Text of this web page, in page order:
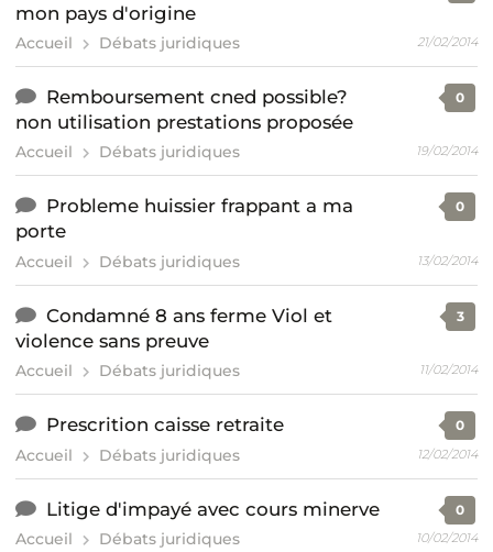
mon pays d'origine
Accueil Débats juridiques 21/02/2014
Remboursement cned possible?
non utilisation prestations proposée
Accueil Débats juridiques
0
19/02/2014
Probleme huissier frappant a ma
porte
Accueil Débats juridiques
0
13/02/2014
Condamné 8 ans ferme Viol et
violence sans preuve
Accueil Débats juridiques
3
11/02/2014
Prescrition caisse retraite
Accueil Débats juridiques
0
12/02/2014
Litige d'impayé avec cours minerve
Accueil Débats juridiques
0
10/02/2014